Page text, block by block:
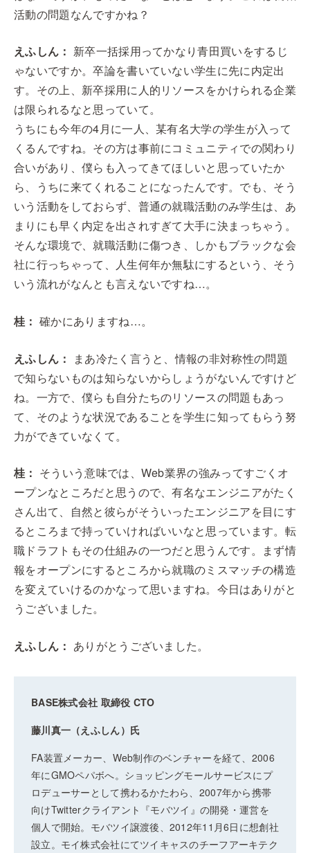
活動の問題なんですかね？
えふしん： 新卒一括採用ってかなり青田買いをするじ
ゃないですか。卒論を書いていない学生に先に内定出
す。その上、新卒採用に人的リソースをかけられる企業
は限られるなと思っていて。
うちにも今年の4月に一人、某有名大学の学生が入って
くるんですね。その方は事前にコミュニティでの関わり
合いがあり、僕らも入ってきてほしいと思っていたか
ら、うちに来てくれることになったんです。でも、そう
いう活動をしておらず、普通の就職活動のみ学生は、あ
まりにも早く内定を出されすぎて大手に決まっちゃう。
そんな環境で、就職活動に傷つき、しかもブラックな会
社に行っちゃって、人生何年か無駄にするという、そう
いう流れがなんとも言えないですね…。
桂： 確かにありますね…。
えふしん：
まあ冷たく言うと、情報の非対称性の問題
で知らないものは知らないからしょうがないんですけど
ね。一方で、僕らも自分たちのリソースの問題もあっ
て、そのような状況であることを学生に知ってもらう努
力ができていなくて。
桂： そういう意味では、Web業界の強みってすごくオ
ープンなところだと思うので、有名なエンジニアがたく
さん出て、自然と彼らがそういったエンジニアを目にす
るところまで持っていければいいなと思っています。転
職ドラフトもその仕組みの一つだと思うんです。まず情
報をオープンにするところから就職のミスマッチの構造
を変えていけるのかなって思いますね。今日はありがと
うございました。
えふしん： ありがとうございました。
BASE株式会社 取締役 CTO
藤川真一（えふしん）氏
FA装置メーカー、Web制作のベンチャーを経て、2006
年にGMOペパボへ。ショッピングモールサービスにプ
ロデューサーとして携わるかたわら、2007年から携帯
向けTwitterクライアント『モバツイ』の開発・運営を
個人で開始。モバツイ譲渡後、2012年11月6日に想創社
設立。モイ株式会社にてツイキャスのチーフアーキテク